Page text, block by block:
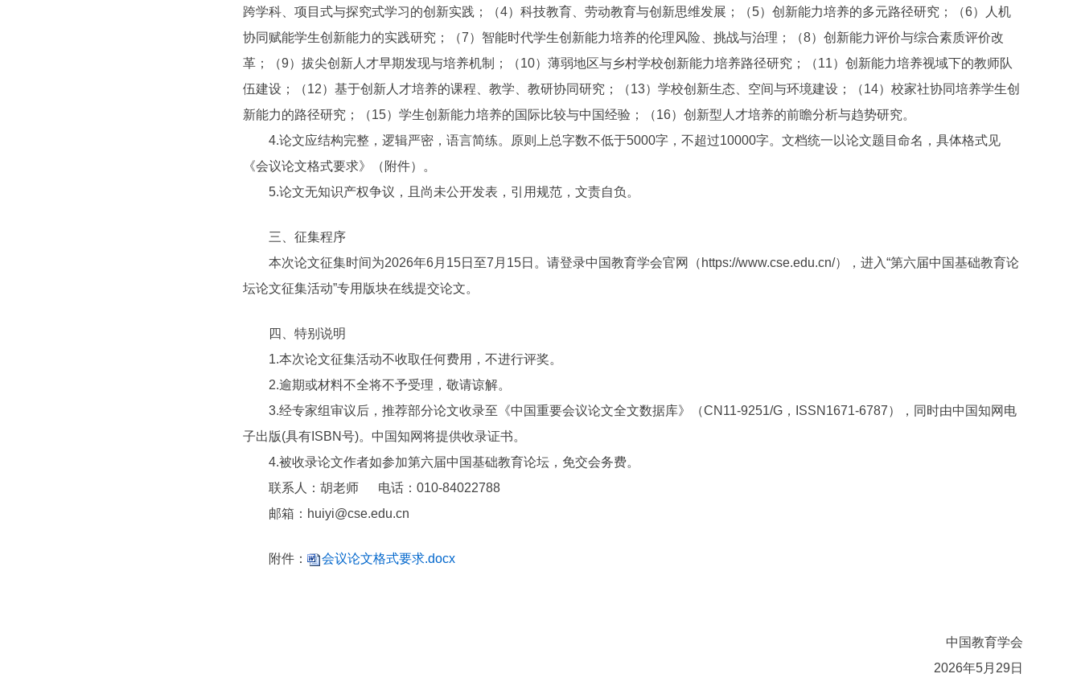
跨学科、项目式与探究式学习的创新实践；（4）科技教育、劳动教育与创新思维发展；（5）创新能力培养的多元路径研究；（6）人机
协同赋能学生创新能力的实践研究；（7）智能时代学生创新能力培养的伦理风险、挑战与治理；（8）创新能力评价与综合素质评价改
革；（9）拔尖创新人才早期发现与培养机制；（10）薄弱地区与乡村学校创新能力培养路径研究；（11）创新能力培养视域下的教师队
伍建设；（12）基于创新人才培养的课程、教学、教研协同研究；（13）学校创新生态、空间与环境建设；（14）校家社协同培养学生创
新能力的路径研究；（15）学生创新能力培养的国际比较与中国经验；（16）创新型人才培养的前瞻分析与趋势研究。
4.论文应结构完整，逻辑严密，语言简练。原则上总字数不低于5000字，不超过10000字。文档统一以论文题目命名，具体格式见
《会议论文格式要求》（附件）。
5.论文无知识产权争议，且尚未公开发表，引用规范，文责自负。
三、征集程序
本次论文征集时间为2026年6月15日至7月15日。请登录中国教育学会官网（https://www.cse.edu.cn/），进入“第六届中国基础教育论
坛论文征集活动”专用版块在线提交论文。
四、特别说明
1.本次论文征集活动不收取任何费用，不进行评奖。
2.逾期或材料不全将不予受理，敬请谅解。
3.经专家组审议后，推荐部分论文收录至《中国重要会议论文全文数据库》（CN11-9251/G，ISSN1671-6787），同时由中国知网电
子出版(具有ISBN号)。中国知网将提供收录证书。
4.被收录论文作者如参加第六届中国基础教育论坛，免交会务费。
联系人：胡老师 电话：010-84022788
邮箱：huiyi@cse.edu.cn
附件： 会议论文格式要求.docx
中国教育学会
2026年5月29日